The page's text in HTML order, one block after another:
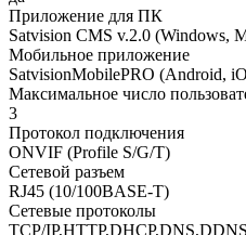
Приложение для ПК
Satvision CMS v.2.0 (Windows,
Мобильное приложение
SatvisionMobilePRO (Android,
Максимальное число
3
Протокол подключения
ONVIF (Profile S/G/T)
Сетевой разъем
RJ45 (10/100BASE-T)
Сетевые протоколы
TCP/